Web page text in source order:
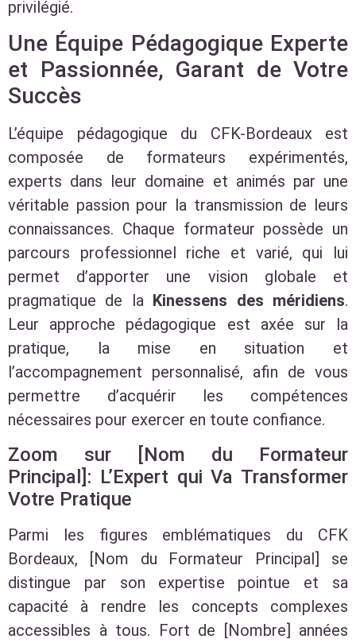
privilégié.
Une Équipe Pédagogique Experte
et Passionnée, Garant de Votre
Succès
L’équipe pédagogique du CFK-Bordeaux est
composée de formateurs expérimentés,
experts dans leur domaine et animés par une
véritable passion pour la transmission de leurs
connaissances. Chaque formateur possède un
parcours professionnel riche et varié, qui lui
permet d’apporter une vision globale et
pragmatique de la Kinessens des méridiens.
Leur approche pédagogique est axée sur la
pratique, la mise en situation et
l’accompagnement personnalisé, afin de vous
permettre d’acquérir les compétences
nécessaires pour exercer en toute confiance.
Zoom sur [Nom du Formateur
Principal]: L’Expert qui Va Transformer
Votre Pratique
Parmi les figures emblématiques du CFK
Bordeaux, [Nom du Formateur Principal] se
distingue par son expertise pointue et sa
capacité à rendre les concepts complexes
accessibles à tous. Fort de [Nombre] années